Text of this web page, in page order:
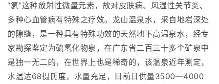
“氡”这种放射性微量元素，故对皮肤病、风湿性关节炎、
多种心血管病有特殊之疗效。龙山温泉水，采自地岩深处
的隙缝，是一种具有特殊功效的天然地下高温泉水，经专
家勘探鉴定为硫氢化物泉，在广东省二百三十多个矿泉中
是独一无二的，在世界上也是稀奇的，该温泉近年测定，
水温达68摄氏度，水量充足，目前日供量3500―4000